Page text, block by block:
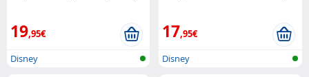
19,95€
Disney
17,95€
Disney